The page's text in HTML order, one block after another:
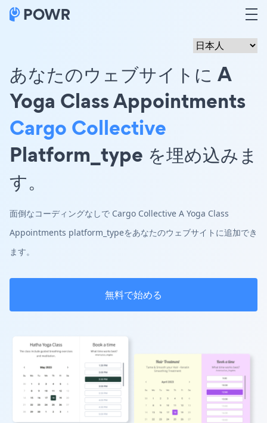
あなたのウェブサイトに A
Yoga Class Appointments
Cargo Collective
Platform_type を埋め込みま
す。
面倒なコーディングなしで Cargo Collective A Yoga Class
Appointments platform_typeをあなたのウェブサイトに追加でき
ます。
無料で始める